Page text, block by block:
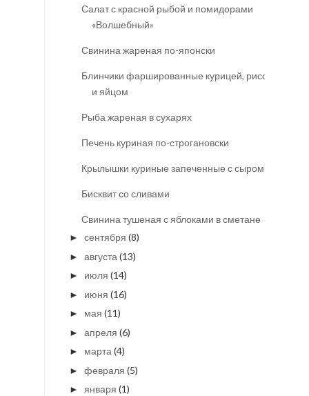
Салат с красной рыбой и помидорами
«Волшебный»
Свинина жареная по-японски
Блинчики фаршированные курицей, рисом
и яйцом
Рыба жареная в сухарях
Печень куриная по-строгановски
Крылышки куриные запеченные с сыром
Бисквит со сливами
Свинина тушеная с яблоками в сметане
► сентября (8)
► августа (13)
► июля (14)
► июня (16)
► мая (11)
► апреля (6)
► марта (4)
► февраля (5)
► января (1)